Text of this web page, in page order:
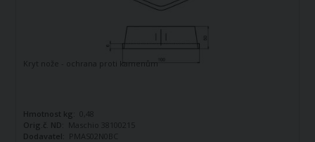
Kryt nože - ochrana proti kamenům
Hmotnost kg:
0,48
Orig.č. ND: Maschio 38100215
Dodavatel: PMAS02N0BC